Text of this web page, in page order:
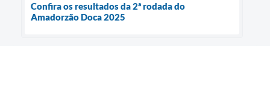
Confira os resultados da 2ª rodada do
Amadorzão Doca 2025